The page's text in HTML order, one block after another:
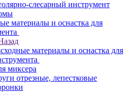
слесарный инструмент
материалы и оснастка для
материалы и оснастка для
миксера
отрезные, лепестковые